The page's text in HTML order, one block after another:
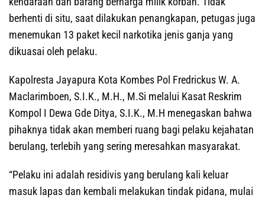
berhenti di situ, saat dilakukan penangkapan, petugas juga
menemukan 13 paket kecil narkotika jenis ganja yang
dikuasai oleh pelaku.
‎‎Kapolresta Jayapura Kota Kombes Pol Fredrickus W. A.
Maclarimboen, S.I.K., M.H., M.Si melalui Kasat Reskrim
Kompol I Dewa Gde Ditya, S.I.K., M.H menegaskan bahwa
pihaknya tidak akan memberi ruang bagi pelaku kejahatan
berulang, terlebih yang sering meresahkan masyarakat.
‎‎“Pelaku ini adalah residivis yang berulang kali keluar
masuk lapas dan kembali melakukan tindak pidana, mulai